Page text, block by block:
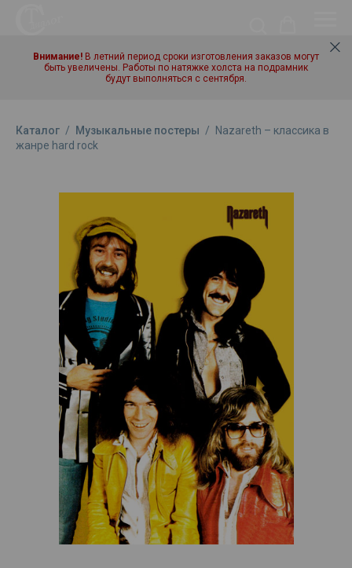
Внимание! В летний период сроки изготовления заказов могут
быть увеличены. Работы по натяжке холста на подрамник
будут выполняться с сентября.
Каталог / Музыкальные постеры /
Nazareth – классика в
жанре hard rock